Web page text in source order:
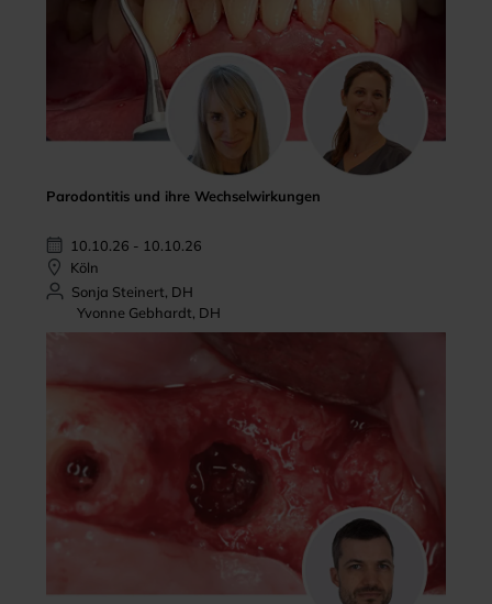
Parodontitis und ihre Wechselwirkungen
10.10.26 - 10.10.26
Köln
Sonja Steinert, DH
Yvonne Gebhardt, DH